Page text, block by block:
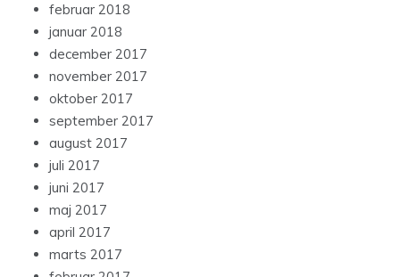
februar 2018
januar 2018
december 2017
november 2017
oktober 2017
september 2017
august 2017
juli 2017
juni 2017
maj 2017
april 2017
marts 2017